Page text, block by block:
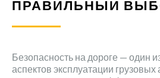
ПРАВИЛЬНЫЙ
Безопасность на дороге — один
аспектов эксплуатации